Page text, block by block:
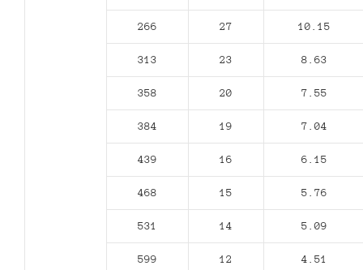
266 27 10.15
313 23 8.63
358 20 7.55
384 19 7.04
439 16 6.15
468 15 5.76
531 14 5.09
599 12 4.51